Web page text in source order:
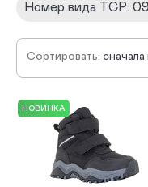
Номер вида ТСР:
Сортировать: сначала
по
по
НОВИНКА